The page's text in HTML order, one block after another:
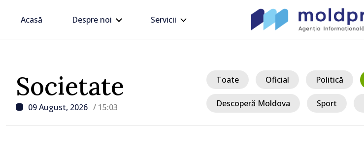
Acasă Despre noi Servicii
Societate
09 August, 2026 / 15:03
Toate Oficial Politică
Descoperă Moldova Sport